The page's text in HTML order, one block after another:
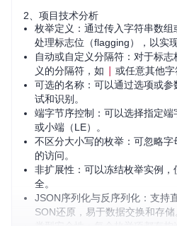
2、项目技术分析
枚举定义：通过传入字符串数
处理标志位（flagging），以实
自动或自定义分隔符：对于标
义的分隔符，如
或任意其他字
可选的名称：可以通过选项或
试和识别。
端字节序控制：可以选择指定端
或小端（LE）。
不区分大小写的枚举：可忽略
的访问。
非扩展性：可以冻结枚举实例
全。
JSON序列化与反序列化：支持
SON还原，易于数据交换和存储